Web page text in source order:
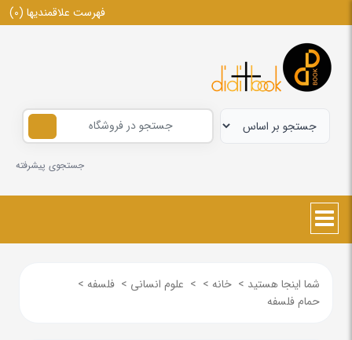
فهرست علاقمندیها (0)
جستجوی پیشرفته
شما اینجا هستید > خانه >
> علوم انسانی > فلسفه >
حمام فلسفه